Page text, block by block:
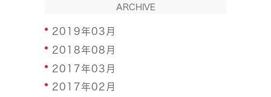
ARCHIVE
2019年03月
2018年08月
2017年03月
2017年02月